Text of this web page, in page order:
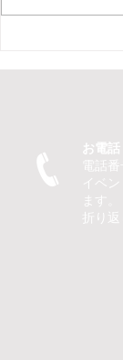
ト ピエロ】
に
お電話
電話番
イベ
ます。
折り